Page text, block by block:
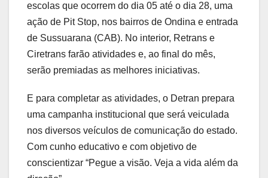
escolas que ocorrem do dia 05 até o dia 28, uma
ação de Pit Stop, nos bairros de Ondina e entrada
de Sussuarana (CAB). No interior, Retrans e
Ciretrans farão atividades e, ao final do mês,
serão premiadas as melhores iniciativas.
E para completar as atividades, o Detran prepara
uma campanha institucional que será veiculada
nos diversos veículos de comunicação do estado.
Com cunho educativo e com objetivo de
conscientizar “Pegue a visão. Veja a vida além da